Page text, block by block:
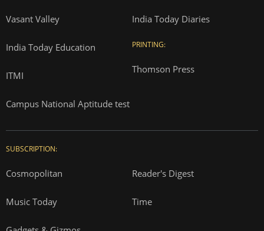
Vasant Valley
India Today Education
ITMI
Campus National Aptitude test
India Today Diaries
PRINTING:
Thomson Press
SUBSCRIPTION:
Cosmopolitan Reader's Digest
Music Today Time